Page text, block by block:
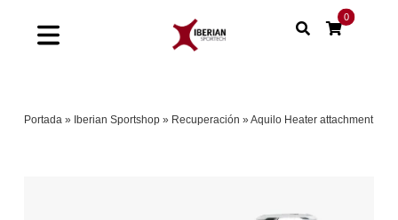
Toggle
0
Portada » Iberian Sportshop » Recuperación »Aquilo Heater attachment